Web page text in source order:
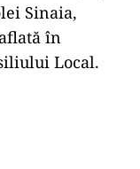
Sinaia,
în
Local.